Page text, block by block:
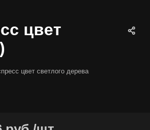
цвет
цвет светлого дерева